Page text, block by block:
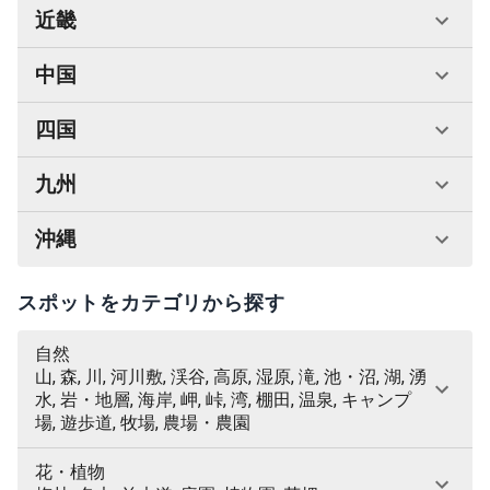
近畿
中国
四国
九州
沖縄
スポットをカテゴリから探す
自然
山, 森, 川, 河川敷, 渓谷, 高原, 湿原, 滝, 池・沼, 湖, 湧
水, 岩・地層, 海岸, 岬, 峠, 湾, 棚田, 温泉, キャンプ
場, 遊歩道, 牧場, 農場・農園
花・植物